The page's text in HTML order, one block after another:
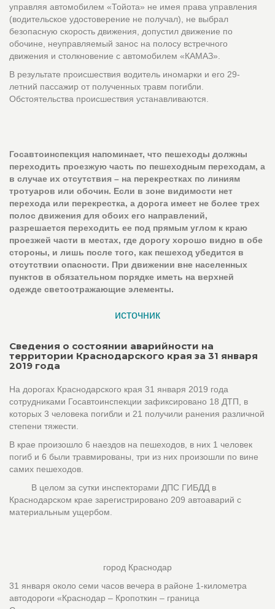
управляя автомобилем «Тойота» не имея права управления
(водительское удостоверение не получал), не выбрал
безопасную скорость движения, допустил движение по
обочине, неуправляемый занос на полосу встречного
движения и столкновение с автомобилем «КАМАЗ».
В результате происшествия водитель иномарки и его 29-
летний пассажир от полученных травм погибли.
Обстоятельства происшествия устанавливаются.
Госавтоинспекция напоминает, что пешеходы должны
переходить проезжую часть по пешеходным переходам, а
в случае их отсутствия – на перекрестках по линиям
тротуаров или обочин. Если в зоне видимости нет
перехода или перекрестка, а дорога имеет не более трех
полос движения для обоих его направлений,
разрешается переходить ее под прямым углом к краю
проезжей части в местах, где дорогу хорошо видно в обе
стороны, и лишь после того, как пешеход убедится в
отсутствии опасности. При движении вне населенных
пунктов в обязательном порядке иметь на верхней
одежде светоотражающие элементы.
источник
Сведения о состоянии аварийности на
территории Краснодарского края за 31 января
2019 года
На дорогах Краснодарского края 31 января 2019 года
сотрудниками Госавтоинспекции зафиксировано 18 ДТП, в
которых 3 человека погибли и 21 получили ранения различной
степени тяжести.
В крае произошло 6 наездов на пешеходов, в них 1 человек
погиб и 6 были травмированы, три из них произошли по вине
самих пешеходов.
В целом за сутки инспекторами ДПС ГИБДД в
Краснодарском крае зарегистрировано 209 автоаварий с
материальным ущербом.
город Краснодар
31 января около семи часов вечера в районе 1-километра
автодороги «Краснодар – Кропоткин – граница